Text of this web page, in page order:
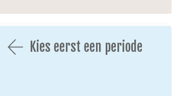
Kies eerst een periode